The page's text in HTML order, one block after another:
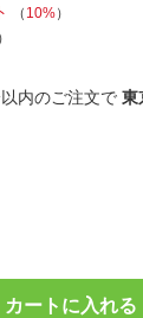
（ 10%）
内のご注文で 東
カートに入れる